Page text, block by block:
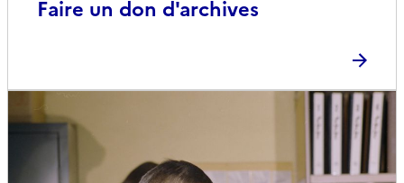
Faire un don d'archives